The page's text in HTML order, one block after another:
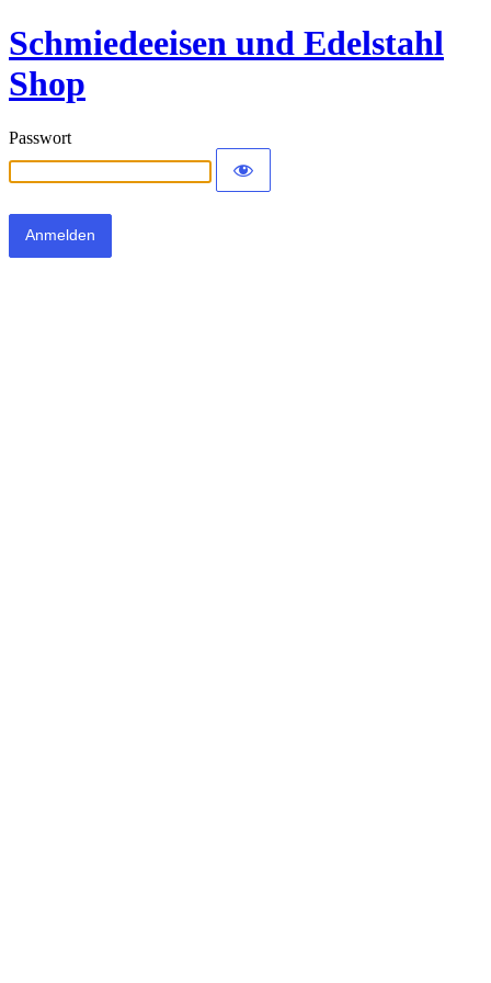
Schmiedeeisen und Edelstahl
Shop
Passwort